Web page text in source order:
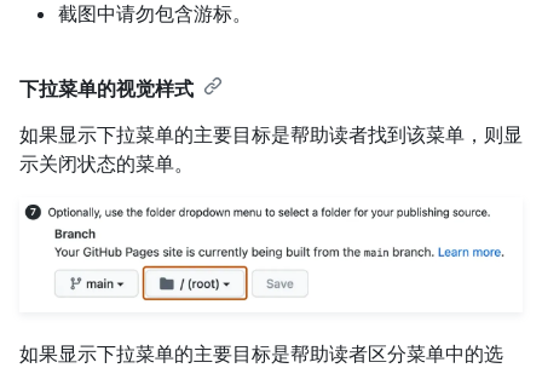
截图中请勿包含游标。
下拉菜单的视觉样式
如果显示下拉菜单的主要目标是帮助读者找到该菜单，则显
示关闭状态的菜单。
如果显示下拉菜单的主要目标是帮助读者区分菜单中的选